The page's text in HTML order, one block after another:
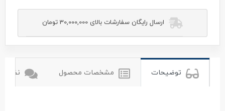
ارسال رایگان سفارشات بالای 30,000,000 تومان
توضیحات مشخصات محصول نظرات